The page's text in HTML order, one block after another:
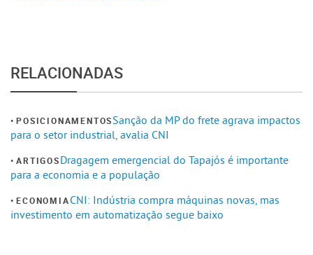
RELACIONADAS
POSICIONAMENTOSSanção da MP do frete agrava impactos
para o setor industrial, avalia CNI
ARTIGOSDragagem emergencial do Tapajós é importante
para a economia e a população
ECONOMIACNI: Indústria compra máquinas novas, mas
investimento em automatização segue baixo